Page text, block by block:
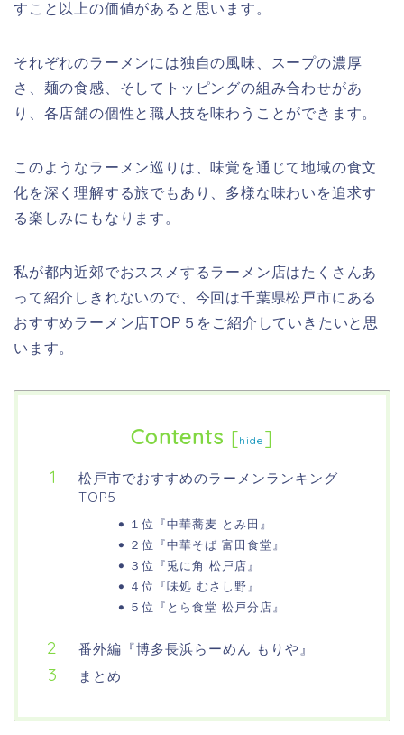
すこと以上の価値があると思います。
それぞれのラーメンには独自の風味、スープの濃厚
さ、麺の食感、そしてトッピングの組み合わせがあ
り、各店舗の個性と職人技を味わうことができます。
このようなラーメン巡りは、味覚を通じて地域の食文
化を深く理解する旅でもあり、多様な味わいを追求す
る楽しみにもなります。
私が都内近郊でおススメするラーメン店はたくさんあ
って紹介しきれないので、今回は千葉県松戸市にある
おすすめラーメン店TOP ５をご紹介していきたいと思
います。
Contents [hide ]
松戸市でおすすめのラーメンランキング
TOP5
１位『中華蕎麦 とみ田』
２位『中華そば 富田食堂』
３位『兎に角 松戸店』
４位『味処 むさし野』
５位『とら食堂 松戸分店』
番外編『博多長浜らーめん もりや』
まとめ